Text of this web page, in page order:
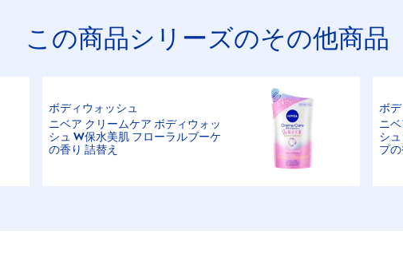
この商品シリーズのその他商品
ボディウォッシュ
ニベア クリームケア ボディウォッ
シュ W保水美肌 フローラルブーケ
の香り 詰替え
ボ
ニ
シ
プ